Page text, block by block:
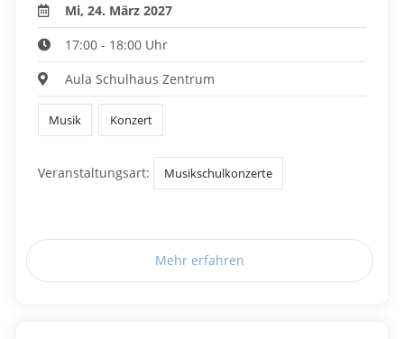
Mi, 24. März 2027
17:00 - 18:00 Uhr
Aula Schulhaus Zentrum
Musik Konzert
Veranstaltungsart: Musikschulkonzerte
Mehr erfahren